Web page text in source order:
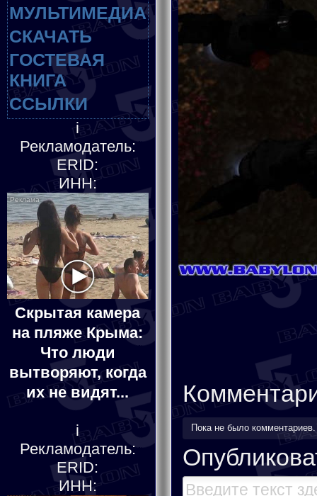
МУЛЬТИМЕДИА
СКАЧАТЬ
ГОСТЕВАЯ
КНИГА
ССЫЛКИ
i
Рекламодатель:
ERID:
ИНН:
Скрытая камера
на пляже Крыма:
Что люди
вытворяют, когда
их не видят...
i
Рекламодатель:
ERID:
ИНН:
Пока не было